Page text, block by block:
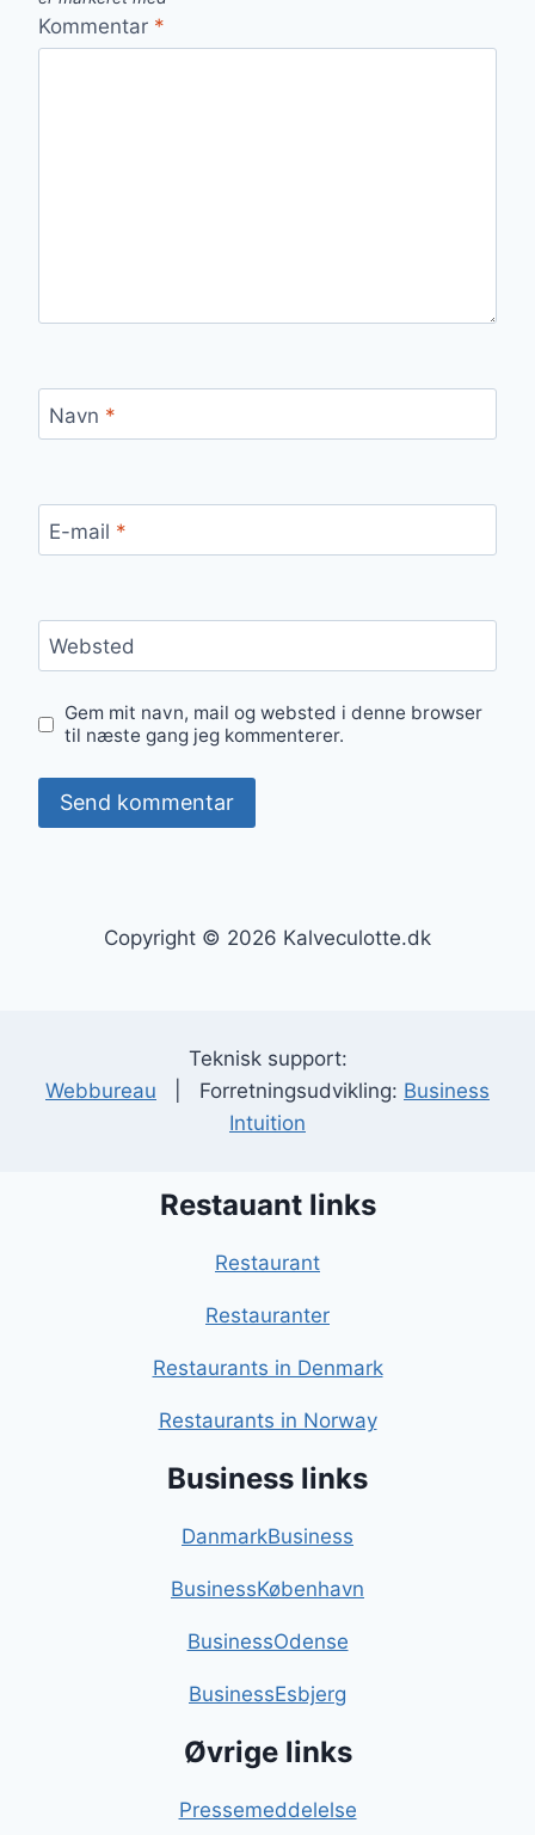
Kommentar *
Navn *
E-mail *
Websted
Gem mit navn, mail og websted i denne browser
til næste gang jeg kommenterer.
Copyright © 2026 Kalveculotte.dk
Teknisk support:
Webbureau | Forretningsudvikling: Business
Intuition
Restauant links
Restaurant
Restauranter
Restaurants in Denmark
Restaurants in Norway
Business links
DanmarkBusiness
BusinessKøbenhavn
BusinessOdense
BusinessEsbjerg
Øvrige links
Pressemeddelelse